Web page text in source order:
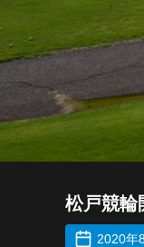
松戸競輪
2020年